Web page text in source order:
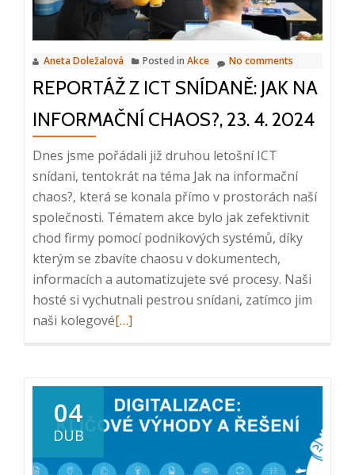
Aneta Doležalová Posted in Akce No comments
REPORTÁŽ Z ICT SNÍDANĚ: JAK NA
INFORMAČNÍ CHAOS?, 23. 4. 2024
Dnes jsme pořádali již druhou letošní ICT
snídani, tentokrát na téma Jak na informační
chaos?, která se konala přímo v prostorách naší
společnosti. Tématem akce bylo jak zefektivnit
chod firmy pomocí podnikových systémů, díky
kterým se zbavíte chaosu v dokumentech,
informacích a automatizujete své procesy. Naši
hosté si vychutnali pestrou snídani, zatímco jim
naši kolegovéRead
z
ICT
Jak
[…]
04
DUB